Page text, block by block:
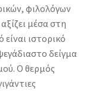
φιλολόγων
μέσα στη
ιστορικό
δείγμα
Ο θερμός